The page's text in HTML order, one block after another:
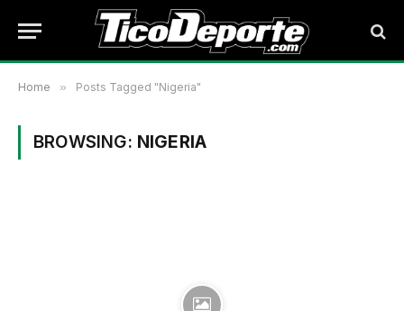
Home » Posts Tagged "Nigeria"
BROWSING: NIGERIA